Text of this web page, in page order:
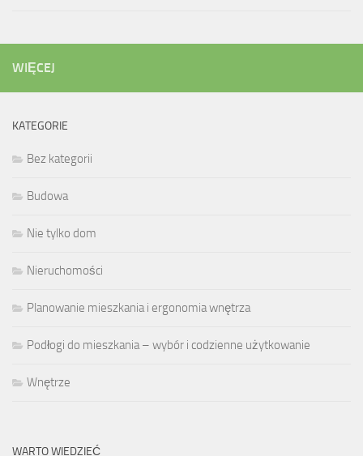
WIĘCEJ
KATEGORIE
Bez kategorii
Budowa
Nie tylko dom
Nieruchomości
Planowanie mieszkania i ergonomia wnętrza
Podłogi do mieszkania – wybór i codzienne użytkowanie
Wnętrze
WARTO WIEDZIEĆ